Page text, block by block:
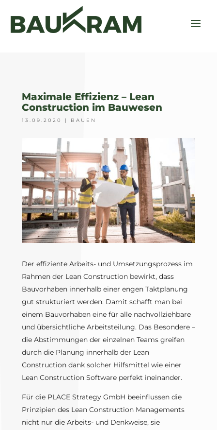
Maximale Effizienz – Lean
Construction im Bauwesen
13.09.2020 | BAUEN
Der effiziente Arbeits- und Umsetzungsprozess im
Rahmen der Lean Construction bewirkt, dass
Bauvorhaben innerhalb einer engen Taktplanung
gut strukturiert werden. Damit schafft man bei
einem Bauvorhaben eine für alle nachvollziehbare
und übersichtliche Arbeitsteilung. Das Besondere –
die Abstimmungen der einzelnen Teams greifen
durch die Planung innerhalb der Lean
Construction dank solcher Hilfsmittel wie einer
Lean Construction Software perfekt ineinander.
Für die PLACE Strategy GmbH beeinflussen die
Prinzipien des Lean Construction Managements
nicht nur die Arbeits- und Denkweise, sie